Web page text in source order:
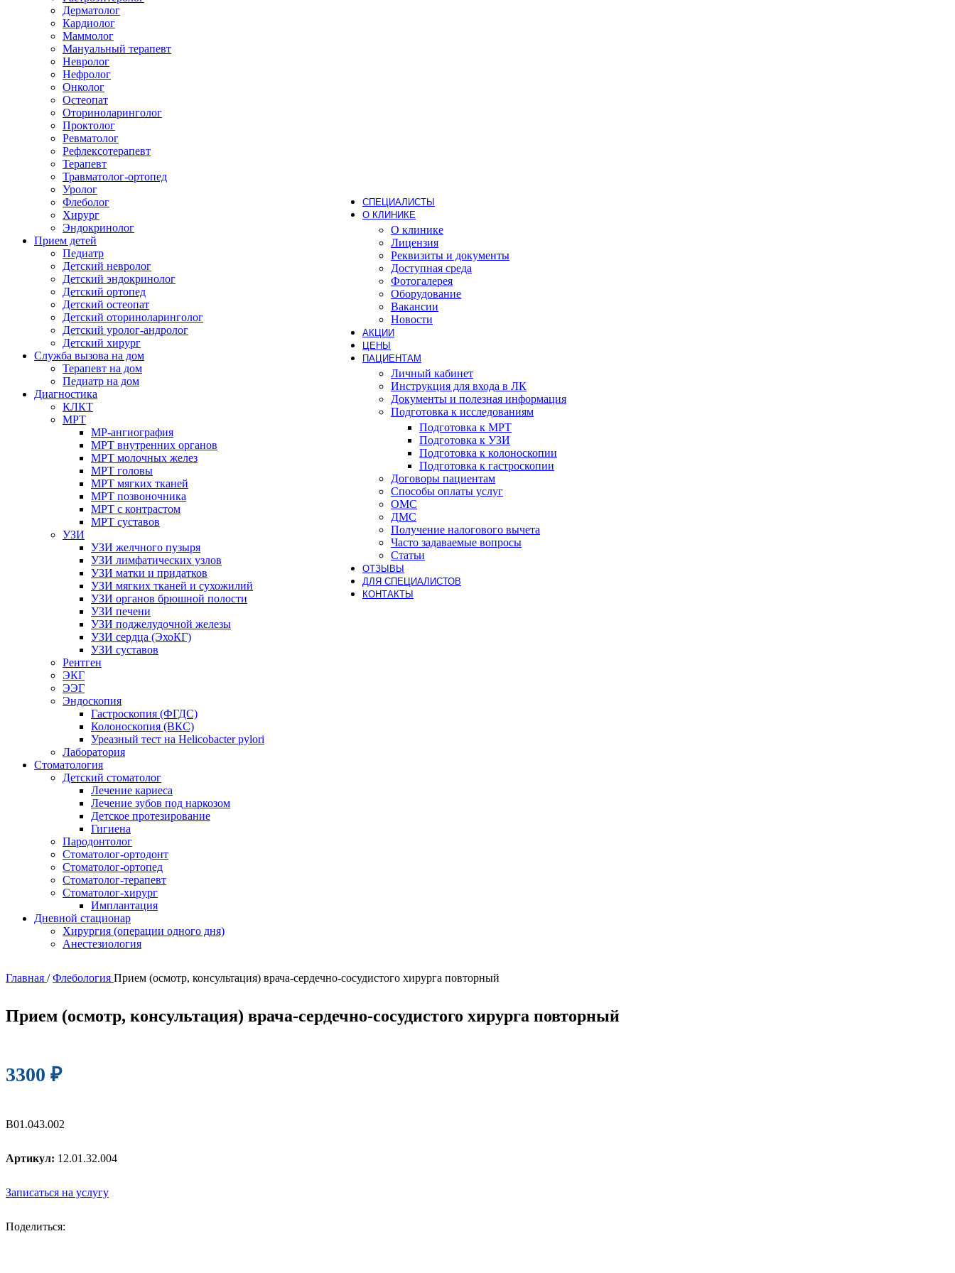
СПЕЦИАЛИСТЫ
О КЛИНИКЕ
О клинике
Лицензия
Реквизиты и документы
Доступная среда
Фотогалерея
Оборудование
Вакансии
Новости
АКЦИИ
ЦЕНЫ
ПАЦИЕНТАМ
Личный кабинет
Инструкция для входа в ЛК
Документы и полезная информация
Подготовка к исследованиям
Подготовка к МРТ
Подготовка к УЗИ
Подготовка к колоноскопии
Подготовка к гастроскопии
Договоры пациентам
Способы оплаты услуг
ОМС
ДМС
Получение налогового вычета
Часто задаваемые вопросы
Статьи
ОТЗЫВЫ
ДЛЯ СПЕЦИАЛИСТОВ
КОНТАКТЫ
Дерматолог
Кардиолог
Маммолог
Мануальный терапевт
Невролог
Нефролог
Онколог
Остеопат
Оториноларинголог
Проктолог
Ревматолог
Рефлексотерапевт
Терапевт
Травматолог-ортопед
Уролог
Флеболог
Хирург
Эндокринолог
Прием детей
Педиатр
Детский невролог
Детский эндокринолог
Детский ортопед
Детский остеопат
Детский оториноларинголог
Детский уролог-андролог
Детский хирург
Служба вызова на дом
Терапевт на дом
Педиатр на дом
Диагностика
КЛКТ
МРТ
МР-ангиография
МРТ внутренних органов
МРТ молочных желез
МРТ головы
МРТ мягких тканей
МРТ позвоночника
МРТ с контрастом
МРТ суставов
УЗИ
УЗИ желчного пузыря
УЗИ лимфатических узлов
УЗИ матки и придатков
УЗИ мягких тканей и сухожилий
УЗИ органов брюшной полости
УЗИ печени
УЗИ поджелудочной железы
УЗИ сердца (ЭхоКГ)
УЗИ суставов
Рентген
ЭКГ
ЭЭГ
Эндоскопия
Гастроскопия (ФГДС)
Колоноскопия (ВКС)
Уреазный тест на Helicobacter pylori
Лаборатория
Стоматология
Детский стоматолог
Лечение кариеса
Лечение зубов под наркозом
Детское протезирование
Гигиена
Пародонтолог
Стоматолог-ортодонт
Стоматолог-ортопед
Стоматолог-терапевт
Стоматолог-хирург
Имплантация
Дневной стационар
Хирургия (операции одного дня)
Анестезиология
Главная / Флебология Прием (осмотр, консультация) врача-сердечно-сосудистого хирурга повторный
Прием (осмотр, консультация) врача-сердечно-сосудистого хирурга повторный
3300 ₽
B01.043.002
Артикул: 12.01.32.004
Записаться на услугу
Поделиться: